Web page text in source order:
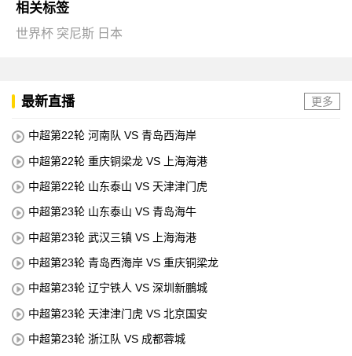
相关标签
世界杯 突尼斯 日本
最新直播 更多
中超第22轮 河南队 VS 青岛西海岸
中超第22轮 重庆铜梁龙 VS 上海海港
中超第22轮 山东泰山 VS 天津津门虎
中超第23轮 山东泰山 VS 青岛海牛
中超第23轮 武汉三镇 VS 上海海港
中超第23轮 青岛西海岸 VS 重庆铜梁龙
中超第23轮 辽宁铁人 VS 深圳新鵬城
中超第23轮 天津津门虎 VS 北京国安
中超第23轮 浙江队 VS 成都蓉城